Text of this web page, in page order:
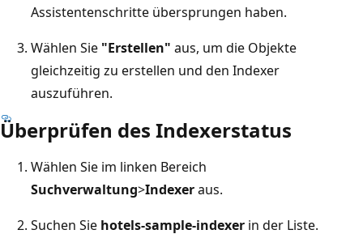
Assistentenschritte übersprungen haben.
Wählen Sie "Erstellen" aus, um die Objekte
gleichzeitig zu erstellen und den Indexer
auszuführen.
Überprüfen des Indexerstatus
Wählen Sie im linken Bereich
Suchverwaltung>Indexeraus.
Suchen Sie hotels-sample-indexer in der Liste.